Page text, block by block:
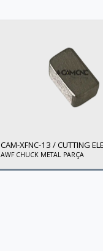
CAM-XFNC-13 / CUTTING
AWF CHUCK METAL PARÇA